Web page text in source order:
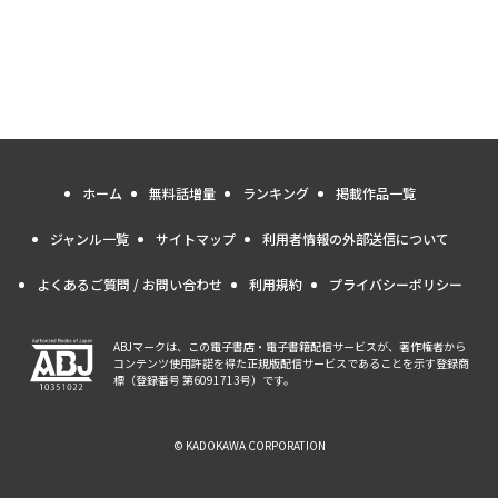
ホーム 無料話増量 ランキング 掲載作品一覧
ジャンル一覧 サイトマップ 利用者情報の外部送信について
よくあるご質問 / お問い合わせ 利用規約 プライバシーポリシー
ABJマークは、この電子書店・電子書籍配信サービスが、著作権者から
コンテンツ使用許諾を得た正規版配信サービスであることを示す登録商
標（登録番号 第6091713号）です。
© KADOKAWA CORPORATION